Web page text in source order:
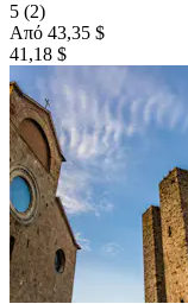
5 (2)
Από 43,35 $
41,18 $